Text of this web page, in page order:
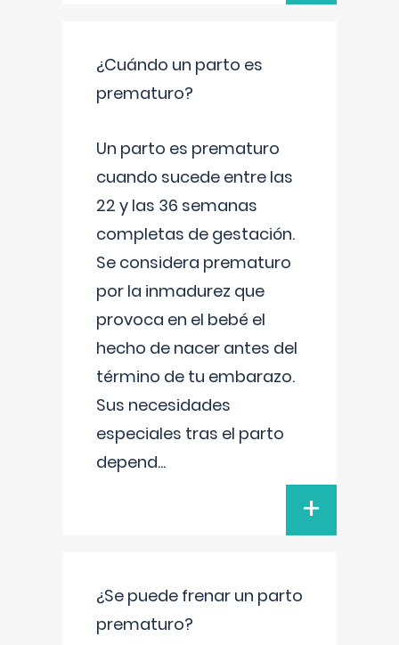
¿Cuándo un parto es
prematuro?
Un parto es prematuro
cuando sucede entre las
22 y las 36 semanas
completas de gestación.
Se considera prematuro
por la inmadurez que
provoca en el bebé el
hecho de nacer antes del
término de tu embarazo.
Sus necesidades
especiales tras el parto
depend...
+
¿Se puede frenar un parto
prematuro?